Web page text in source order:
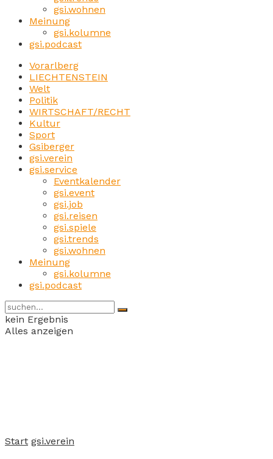
gsi.wohnen
Meinung
gsi.kolumne
gsi.podcast
Vorarlberg
LIECHTENSTEIN
Welt
Politik
WIRTSCHAFT/RECHT
Kultur
Sport
Gsiberger
gsi.verein
gsi.service
Eventkalender
gsi.event
gsi.job
gsi.reisen
gsi.spiele
gsi.trends
gsi.wohnen
Meinung
gsi.kolumne
gsi.podcast
kein Ergebnis
Alles anzeigen
Start gsi.verein